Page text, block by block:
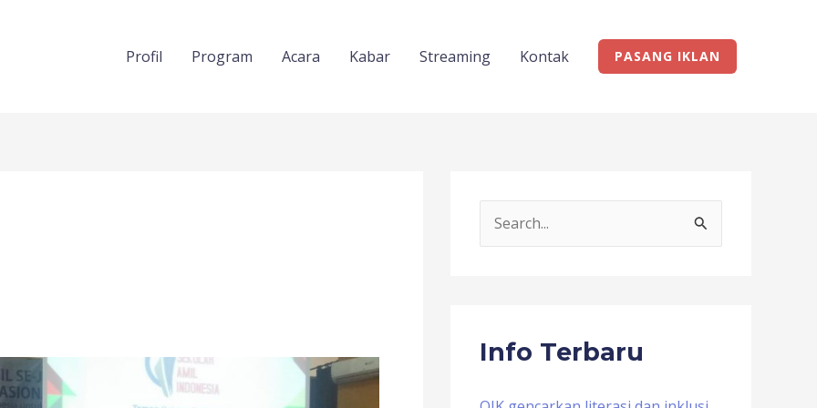
Profil Program Acara Kabar Streaming Kontak PASANG IKLAN
c
f
Info Terbaru